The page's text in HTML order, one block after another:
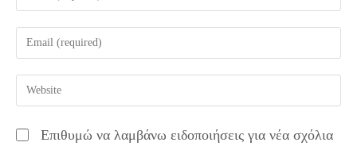
your
name
comment
Enter
your
email
address
comment
Enter
your
URL
Επιθυμώ να λαμβάνω ειδοποιήσεις για νέα σχόλια